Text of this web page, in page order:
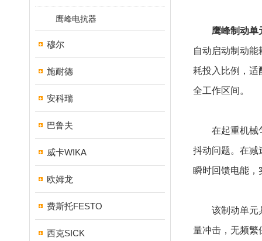
鹰峰电抗器
穆尔
施耐德
安科瑞
巴鲁夫
威卡WIKA
欧姆龙
费斯托FESTO
西克SICK
鹰峰制动单
自动启动制动
耗投入比例，适
全工作区间。
在起重机械匀
抖动问题。在减
瞬时回馈电能，
该制动单元具
量冲击，无频繁